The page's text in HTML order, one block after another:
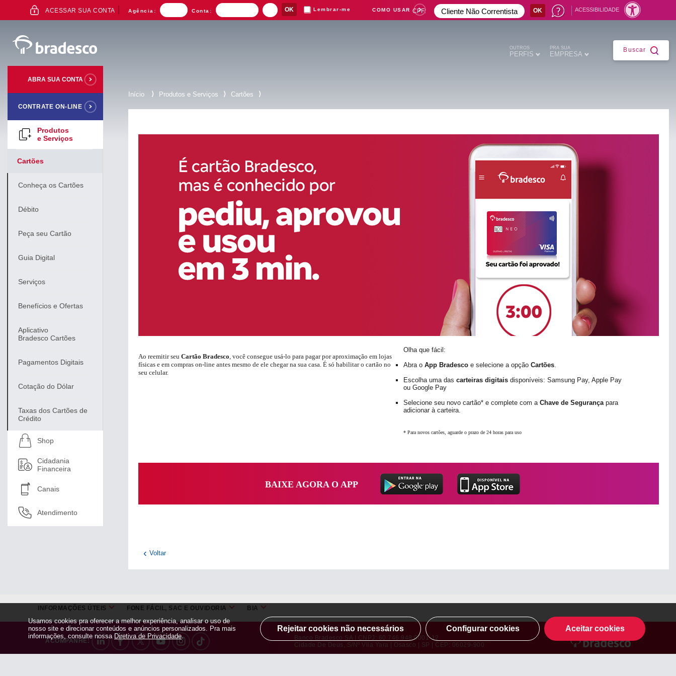
ABRA SUA CONTA
CONTRATE ON-LINE
Produtos
e Serviços
Cartões
Conheça os Cartões
Débito
Peça seu Cartão
Guia Digital
Serviços
Benefícios e Ofertas
Aplicativo
Bradesco Cartões
Pagamentos Digitais
Cotação do Dólar
Taxas dos Cartões de
Crédito
Shop
Cidadania
Financeira
Canais
Atendimento
OUTROS
PERFIS
PRA SUA
EMPRESA
Buscar
Início ⟩ Produtos e Serviços ⟩ Cartões ⟩
Fechar
Mais buscados
Separamos para você
Antecipação Imposto de renda Cartões
Ao reemitir seu Cartão Bradesco, você consegue usá-lo para pagar por aproximação em lojas
físicas e em compras on-line antes mesmo de ele chegar na sua casa. É só habilitar o cartão no
seu celular.
Olha que fácil:
Abra o App Bradesco e selecione a opção Cartões.
Escolha uma das carteiras digitais disponíveis: Samsung Pay, Apple Pay
ou Google Pay
Selecione seu novo cartão* e complete com a Chave de Segurançapara
adicionar à carteira.
* Para novos cartões, aguarde o prazo de 24 horas para uso
BAIXE AGORA O APP
Voltar
Usamos cookies pra oferecer a melhor experiência, analisar o uso de
nosso site e direcionar conteúdos e anúncios personalizados. Pra mais
informações, consulte nossa Diretiva de Privacidade.
Rejeitar cookies não necessários Configurar cookies Aceitar cookies
INFORMAÇÕES ÚTEIS FONE FÁCIL, SAC E OUVIDORIA BIA
ACOMPANHE:
Banco Bradesco SA | CNPJ: 60.746.948.0001-12
Cidade De Deus, S/nº Vila Yara | Osasco | SP | CEP: 06029-900
ACESSAR SUA CONTA Agência: Conta: Lembrar-me COMO USAR CPF: ACESSIBILIDADE